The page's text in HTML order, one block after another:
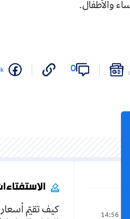
والأطفال.
0
14:56
كيف تقيّم